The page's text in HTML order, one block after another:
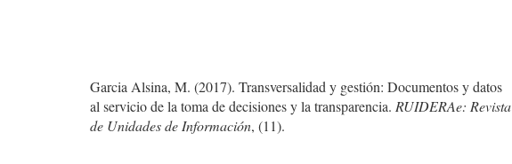
Garcia Alsina, M. (2017). Transversalidad y gestión: Documentos y datos
al servicio de la toma de decisiones y la transparencia.RUIDERAe: Revista
de Unidades de Información, (11).